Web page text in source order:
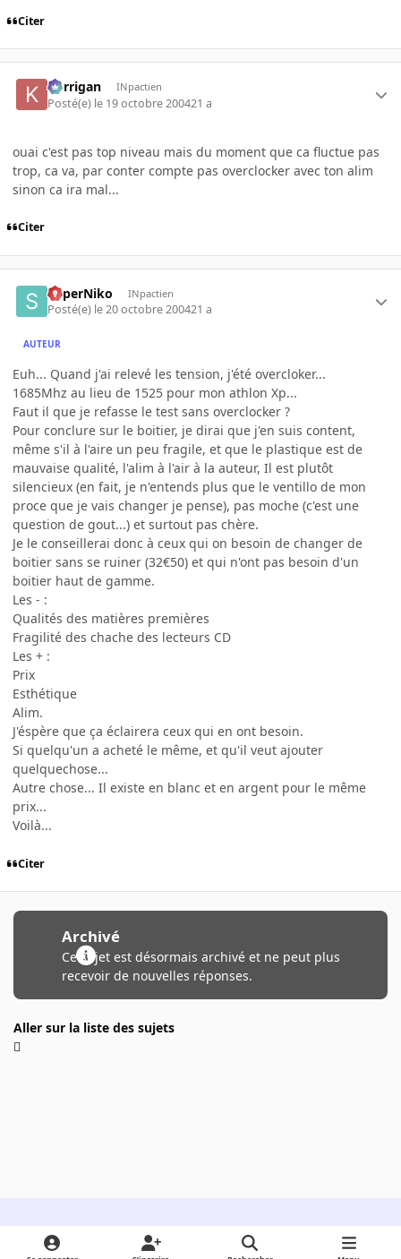
Citer
korrigan INpactien
Posté(e) le 19 octobre 200421 a
ouai c'est pas top niveau mais du moment que ca fluctue pas
trop, ca va, par conter compte pas overclocker avec ton alim
sinon ca ira mal...
Citer
SuperNiko INpactien
Posté(e) le 20 octobre 200421 a
AUTEUR
Euh... Quand j'ai relevé les tension, j'été overcloker...
1685Mhz au lieu de 1525 pour mon athlon Xp...
Faut il que je refasse le test sans overclocker ?
Pour conclure sur le boitier, je dirai que j'en suis content,
même s'il à l'aire un peu fragile, et que le plastique est de
mauvaise qualité, l'alim à l'air à la auteur, Il est plutôt
silencieux (en fait, je n'entends plus que le ventillo de mon
proce que je vais changer je pense), pas moche (c'est une
question de gout...) et surtout pas chère.
Je le conseillerai donc à ceux qui on besoin de changer de
boitier sans se ruiner (32€50) et qui n'ont pas besoin d'un
boitier haut de gamme.
Les - :
Qualités des matières premières
Fragilité des chache des lecteurs CD
Les + :
Prix
Esthétique
Alim.
J'éspère que ça éclairera ceux qui en ont besoin.
Si quelqu'un a acheté le même, et qu'il veut ajouter
quelquechose...
Autre chose... Il existe en blanc et en argent pour le même
prix...
Voilà...
Citer
Archivé
Ce sujet est désormais archivé et ne peut plus
recevoir de nouvelles réponses.
Aller sur la liste des sujets
Light ModeDark ModeSystem Preference